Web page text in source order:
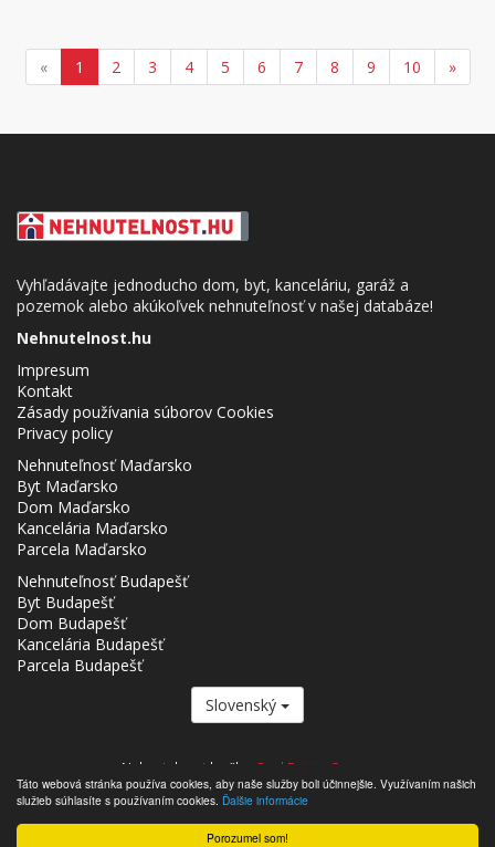
Porozumel som!
Táto webová stránka používa cookies, aby naše služby boli účinnejšie. Využívaním našich
služieb súhlasíte s používaním cookies. Ďalšie informácie
« 1 2 3 4 5 6 7 8 9 10 »
Vyhľadávajte jednoducho dom, byt, kanceláriu, garáž a
pozemok alebo akúkoľvek nehnuteľnosť v našej databáze!
Nehnutelnost.hu
Impresum
Kontakt
Zásady používania súborov Cookies
Privacy policy
Nehnuteľnosť Maďarsko
Byt Maďarsko
Dom Maďarsko
Kancelária Maďarsko
Parcela Maďarsko
Nehnuteľnosť Budapešť
Byt Budapešť
Dom Budapešť
Kancelária Budapešť
Parcela Budapešť
Slovenský
Nehnutelnost.hu člen Real Estate Group.
- Nehnutelnost.hu © 2026 Všetky práva vyhradené